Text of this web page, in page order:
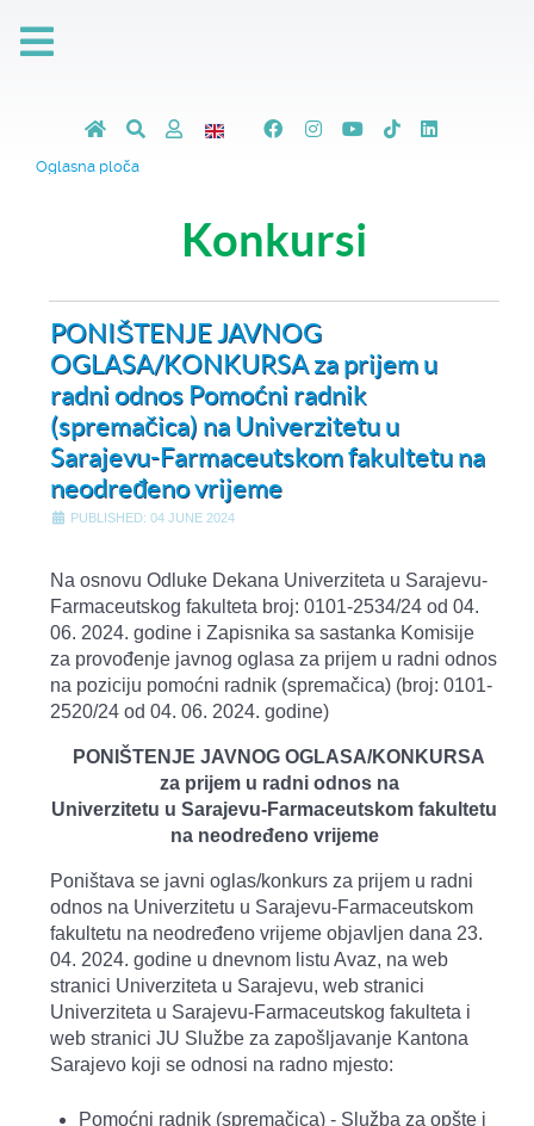
Oglasna ploča
Konkursi
PONIŠTENJE JAVNOG
OGLASA/KONKURSA za prijem u
radni odnos Pomoćni radnik
(spremačica) na Univerzitetu u
Sarajevu-Farmaceutskom fakultetu na
neodređeno vrijeme
PUBLISHED: 04 JUNE 2024
Na osnovu Odluke Dekana Univerziteta u Sarajevu-
Farmaceutskog fakulteta broj: 0101-2534/24 od 04.
06. 2024. godine i Zapisnika sa sastanka Komisije
za provođenje javnog oglasa za prijem u radni odnos
na poziciju pomoćni radnik (spremačica) (broj: 0101-
2520/24 od 04. 06. 2024. godine)
PONIŠTENJE JAVNOG OGLASA/KONKURSA
za prijem u radni odnos na
Univerzitetu u Sarajevu-Farmaceutskom fakultetu
na neodređeno vrijeme
Poništava se javni oglas/konkurs za prijem u radni
odnos na Univerzitetu u Sarajevu-Farmaceutskom
fakultetu na neodređeno vrijeme objavljen dana 23.
04. 2024. godine u dnevnom listu Avaz, na web
stranici Univerziteta u Sarajevu, web stranici
Univerziteta u Sarajevu-Farmaceutskog fakulteta i
web stranici JU Službe za zapošljavanje Kantona
Sarajevo koji se odnosi na radno mjesto:
Pomoćni radnik (spremačica) - Služba za opšte i